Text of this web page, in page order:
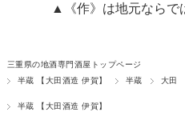
▲《作》は地元ならで
三重県の地酒専門酒屋トップページ
半蔵 【大田酒造 伊賀】
半蔵 大田
半蔵 【大田酒造 伊賀】